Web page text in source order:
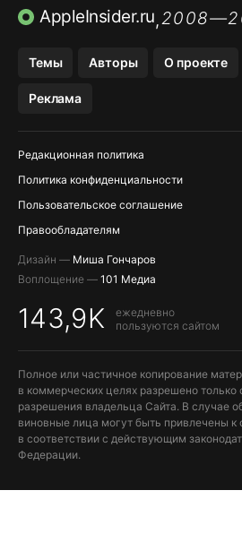
TIKTOK НА IPHONEПРИЛОЖЕНИЯ
AppleInsider.ru,
Темы Авторы О проекте
Реклама
Редакционная политика
Политика конфиденциальности
Пользовательское соглашение
Правообладателям
Дизайн — Миша Гончаров
Воплощение — 101 Медиа
143,9K
ежедневно
пользуются сайтом
Полное или частичное копирование
в коммерческих целях разрешено только
разрешения владельца Сайта. В случае
виновные лица могут быть привлечены к
в соответствии с действующим
Федерации.